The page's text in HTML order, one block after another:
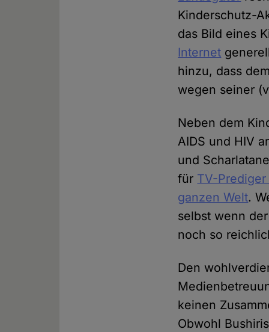
Kinderschutz-
das Bild eines
Internet
hinzu, dass
wegen seiner
Neben dem
AIDS und HIV
und
für TV-
ganzen Welt.
selbst wenn
noch so
Den
keinen
Obwohl